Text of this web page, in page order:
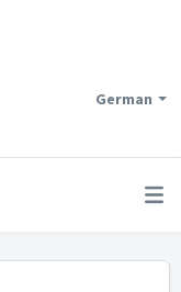
German